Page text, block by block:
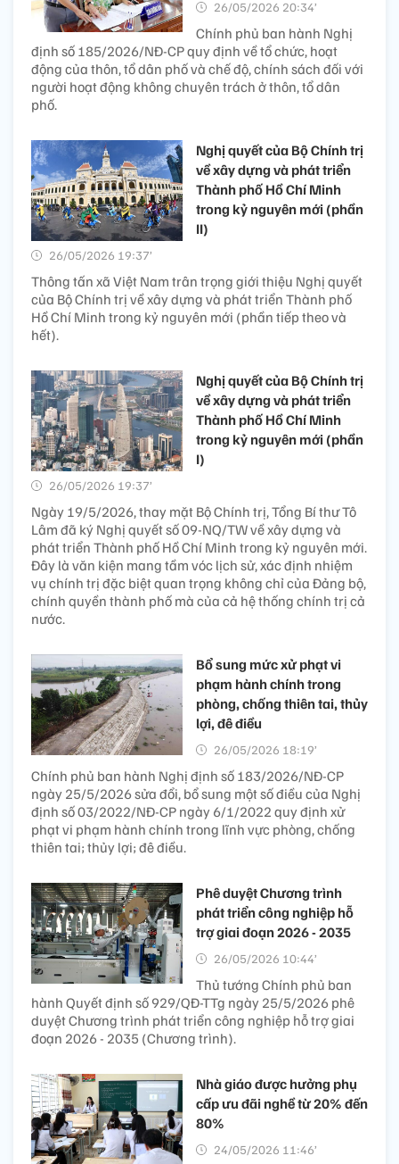
26/05/2026 20:34’
Chính phủ ban hành Nghị
định số 185/2026/NĐ-CP quy định về tổ chức, hoạt
động của thôn, tổ dân phố và chế độ, chính sách đối với
người hoạt động không chuyên trách ở thôn, tổ dân
phố.
Nghị quyết của Bộ Chính trị
về xây dựng và phát triển
Thành phố Hồ Chí Minh
trong kỷ nguyên mới (phần
II)
26/05/2026 19:37’
Thông tấn xã Việt Nam trân trọng giới thiệu Nghị quyết
của Bộ Chính trị về xây dựng và phát triển Thành phố
Hồ Chí Minh trong kỷ nguyên mới (phần tiếp theo và
hết).
Nghị quyết của Bộ Chính trị
về xây dựng và phát triển
Thành phố Hồ Chí Minh
trong kỷ nguyên mới (phần
I)
26/05/2026 19:37’
Ngày 19/5/2026, thay mặt Bộ Chính trị, Tổng Bí thư Tô
Lâm đã ký Nghị quyết số 09-NQ/TW về xây dựng và
phát triển Thành phố Hồ Chí Minh trong kỷ nguyên mới.
Đây là văn kiện mang tầm vóc lịch sử, xác định nhiệm
vụ chính trị đặc biệt quan trọng không chỉ của Đảng bộ,
chính quyền thành phố mà của cả hệ thống chính trị cả
nước.
Bổ sung mức xử phạt vi
phạm hành chính trong
phòng, chống thiên tai, thủy
lợi, đê điều
26/05/2026 18:19’
Chính phủ ban hành Nghị định số 183/2026/NĐ-CP
ngày 25/5/2026 sửa đổi, bổ sung một số điều của Nghị
định số 03/2022/NĐ-CP ngày 6/1/2022 quy định xử
phạt vi phạm hành chính trong lĩnh vực phòng, chống
thiên tai; thủy lợi; đê điều.
Phê duyệt Chương trình
phát triển công nghiệp hỗ
trợ giai đoạn 2026 - 2035
26/05/2026 10:44’
Thủ tướng Chính phủ ban
hành Quyết định số 929/QĐ-TTg ngày 25/5/2026 phê
duyệt Chương trình phát triển công nghiệp hỗ trợ giai
đoạn 2026 - 2035 (Chương trình).
Nhà giáo được hưởng phụ
cấp ưu đãi nghề từ 20% đến
80%​
24/05/2026 11:46’